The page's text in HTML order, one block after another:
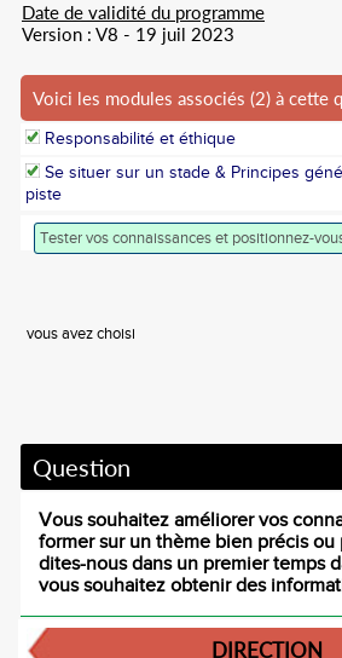
Date de validité du programme
Version : V8 - 19 juil 2023
Voici les modules associés (2) à cette
Responsabilité et éthique
Se situer sur un stade & Principes
piste
Tester vos connaissances et positionnez-
vous avez choisi
Question
Vous souhaitez améliorer vos
former sur un thème bien précis ou
dites-nous dans un premier temps
vous souhaitez obtenir des
DIRECTION